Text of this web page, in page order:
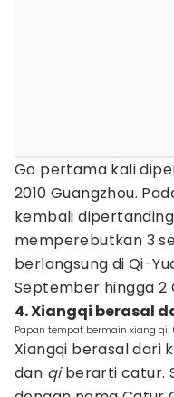
Go pertama kali
2010 Guangzhou.
kembali
memperebutkan 3
berlangsung di Qi-
September hingga 2
4. Xiangqi berasal
Papan tempat bermain xiang
Xiangqi berasal dari
dan qiberarti catur.